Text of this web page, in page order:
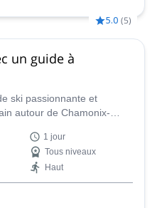
5.0 (5)
un guide à
ski passionnante et
autour de Chamonix-
1 jour
Tous niveaux
Haut